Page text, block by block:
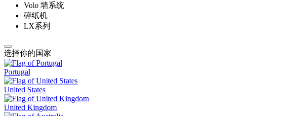
Volo 墙系统
碎纸机
LX系列
选择你的国家
Portugal
United States
United Kingdom